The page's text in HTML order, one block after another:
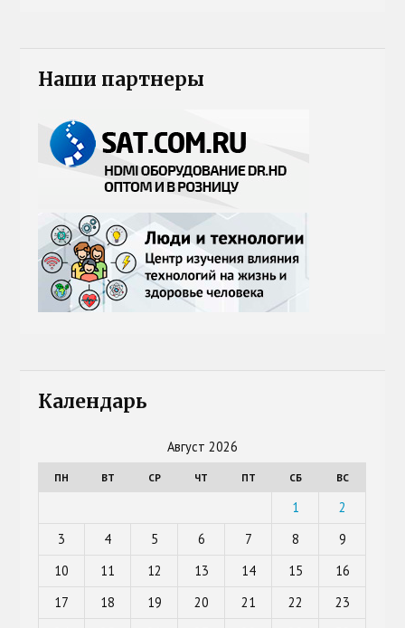
Наши партнеры
Календарь
Август 2026
ПН ВТ СР ЧТ ПТ СБ ВС
1
2
3
4 5 6 7 8
9
10
11 12 13 14 15
16
17
18 19 20 21 22
23